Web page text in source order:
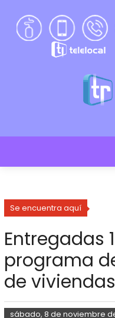
Se encuentra aquí
Entregadas
programa
de viviendas
sábado, 8 de noviembre